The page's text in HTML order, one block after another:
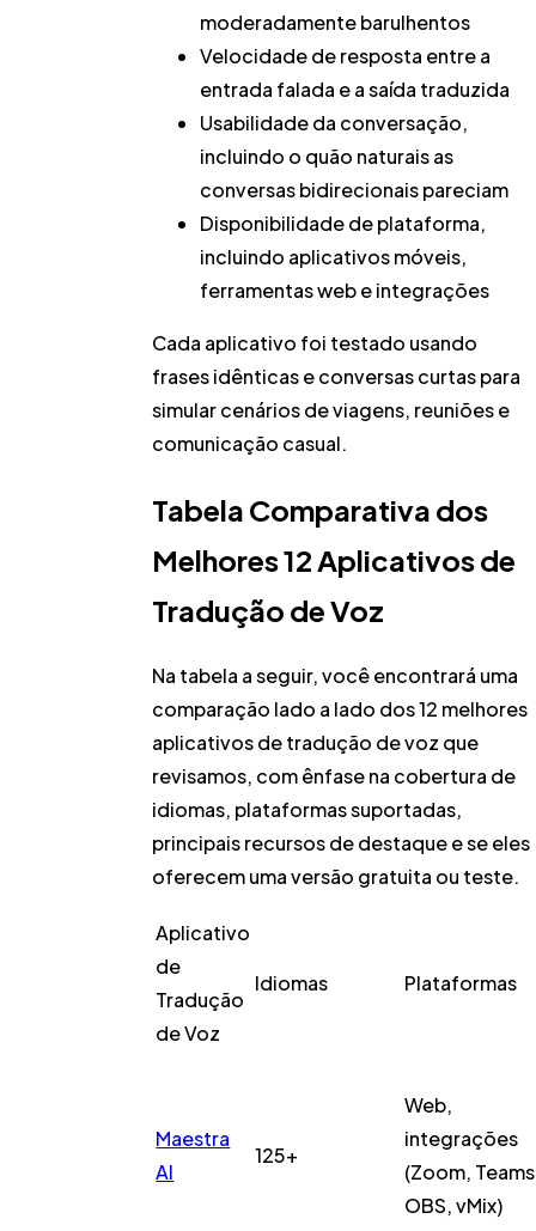
moderadamente barulhentos
Velocidade de resposta entre a
entrada falada e a saída traduzida
Usabilidade da conversação,
incluindo o quão naturais as
conversas bidirecionais pareciam
Disponibilidade de plataforma,
incluindo aplicativos móveis,
ferramentas web e integrações
Cada aplicativo foi testado usando
frases idênticas e conversas curtaspara
simular cenários de viagens, reuniões e
comunicação casual.
Tabela Comparativa dos
Melhores 12 Aplicativos de
Tradução de Voz
Na tabela a seguir, você encontrará uma
comparação lado a lado dos 12 melhores
aplicativos de tradução de voz que
revisamos, com ênfase na cobertura de
idiomas, plataformas suportadas,
principais recursos de destaque e se eles
oferecem uma versão gratuita ou teste.
Aplicativo
de
Tradução
de Voz
Idiomas Plataformas
Maestra
AI
125+
Web,
integrações
(Zoom,
OBS, vMix)